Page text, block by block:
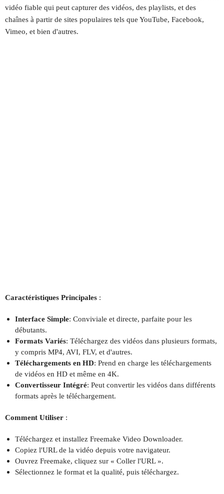
vidéo fiable qui peut capturer des vidéos, des playlists, et des
chaînes à partir de sites populaires tels que YouTube, Facebook,
Vimeo, et bien d'autres.
Caractéristiques Principales :
Interface Simple: Conviviale et directe, parfaite pour les
débutants.
Formats Variés: Téléchargez des vidéos dans plusieurs formats,
y compris MP4, AVI, FLV, et d'autres.
Téléchargements en HD: Prend en charge les téléchargements
de vidéos en HD et même en 4K.
Convertisseur Intégré: Peut convertir les vidéos dans différents
formats après le téléchargement.
Comment Utiliser :
Téléchargez et installez Freemake Video Downloader.
Copiez l'URL de la vidéo depuis votre navigateur.
Ouvrez Freemake, cliquez sur « Coller l'URL ».
Sélectionnez le format et la qualité, puis téléchargez.